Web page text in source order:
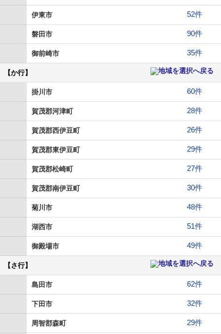
伊東市 52件
磐田市 90件
御前崎市 35件
【か行】
掛川市 60件
賀茂郡河津町 28件
賀茂郡西伊豆町 26件
賀茂郡東伊豆町 29件
賀茂郡松崎町 27件
賀茂郡南伊豆町 30件
菊川市 48件
湖西市 51件
御殿場市 49件
【さ行】
島田市 62件
下田市 32件
周智郡森町 29件